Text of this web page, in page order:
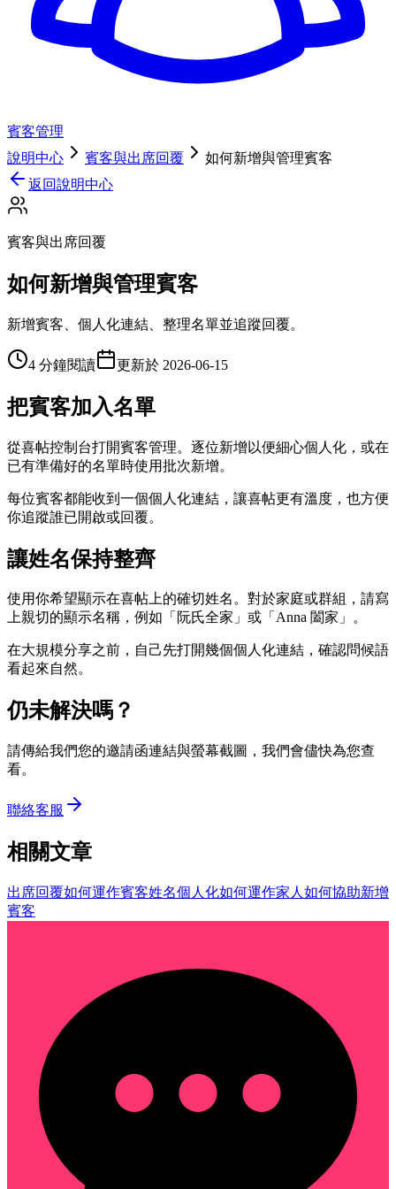
賓客管理
說明中心
賓客與出席回覆
如何新增與管理賓客
返回說明中心
賓客與出席回覆
如何新增與管理賓客
新增賓客、個人化連結、整理名單並追蹤回覆。
4 分鐘閱讀 更新於 2026-06-15
把賓客加入名單
從喜帖控制台打開賓客管理。逐位新增以便細心個人化，或在
已有準備好的名單時使用批次新增。
每位賓客都能收到一個個人化連結，讓喜帖更有溫度，也方便
你追蹤誰已開啟或回覆。
讓姓名保持整齊
使用你希望顯示在喜帖上的確切姓名。對於家庭或群組，請寫
上親切的顯示名稱，例如「阮氏全家」或「Anna 闔家」。
在大規模分享之前，自己先打開幾個個人化連結，確認問候語
看起來自然。
仍未解決嗎？
請傳給我們您的邀請函連結與螢幕截圖，我們會儘快為您查
看。
聯絡客服
相關文章
出席回覆如何運作賓客姓名個人化如何運作家人如何協助新增
賓客